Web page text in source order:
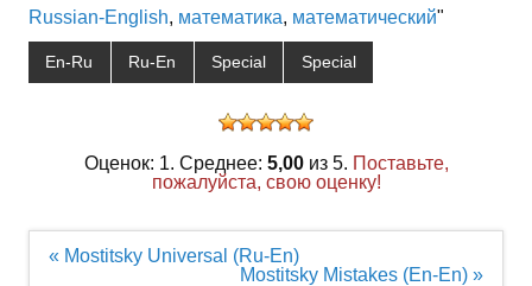
Russian-English, математика, математический"
En-Ru Ru-En Special Special
Оценок: 1. Среднее: 5,00из 5. Поставьте,
пожалуйста, свою оценку!
Навигация
« Mostitsky Universal (Ru-En)
Mostitsky Mistakes (En-En) »